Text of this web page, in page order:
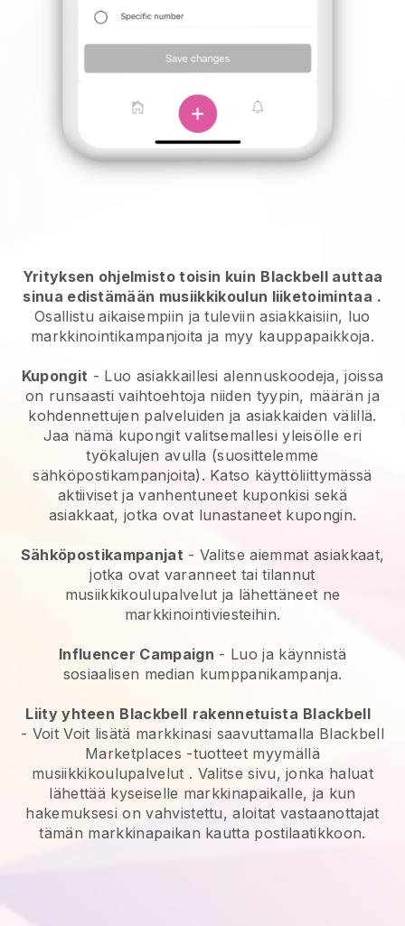
Yrityksen ohjelmisto toisin kuin Blackbell auttaa
sinua edistämään musiikkikoulun liiketoimintaa .
Osallistu aikaisempiin ja tuleviin asiakkaisiin, luo
markkinointikampanjoita ja myy kauppapaikkoja.
Kupongit - Luo asiakkaillesi alennuskoodeja, joissa
on runsaasti vaihtoehtoja niiden tyypin, määrän ja
kohdennettujen palveluiden ja asiakkaiden välillä.
Jaa nämä kupongit valitsemallesi yleisölle eri
työkalujen avulla (suosittelemme
sähköpostikampanjoita). Katso käyttöliittymässä
aktiiviset ja vanhentuneet kuponkisi sekä
asiakkaat, jotka ovat lunastaneet kupongin.
Sähköpostikampanjat - Valitse aiemmat asiakkaat,
jotka ovat varanneet tai tilannut
musiikkikoulupalvelut ja lähettäneet ne
markkinointiviesteihin.
Influencer Campaign - Luo ja käynnistä
sosiaalisen median kumppanikampanja.
Liity yhteen Blackbell rakennetuista Blackbell
- VoitVoit lisätä markkinasi saavuttamalla Blackbell
Marketplaces -tuotteet myymällä
musiikkikoulupalvelut . Valitse sivu, jonka haluat
lähettää kyseiselle markkinapaikalle, ja kun
hakemuksesi on vahvistettu, aloitat vastaanottajat
tämän markkinapaikan kautta postilaatikkoon.